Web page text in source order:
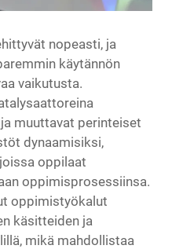
nopeasti, ja
käytännön
vaikutusta.
muuttavat perinteiset
dynaamisiksi,
oppilaat
oppimisprosessiinsa.
oppimistyökalut
käsitteiden ja
mikä mahdollistaa